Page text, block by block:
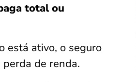
total ou
está ativo, o seguro
de renda.